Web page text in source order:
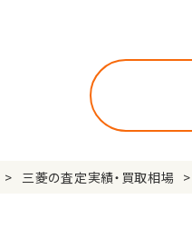
三菱の査定実績・買取相場